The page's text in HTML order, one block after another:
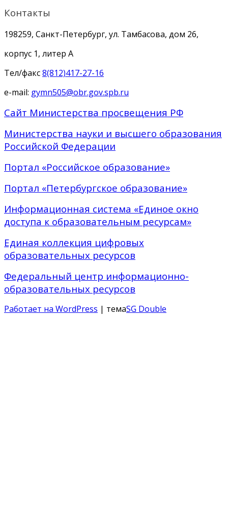
Контакты
198259, Санкт-Петербург, ул. Тамбасова, дом 26,
корпус 1, литер А
Тел/факс8(812)417-27-16
e-mail: gymn505@obr.gov.spb.ru
Сайт Министерства просвещения РФ
Министерства науки и высшего образования
Российской Федерации
Портал «Российское образование»
Портал «Петербургское образование»
Информационная система «Единое окно
доступа к образовательным ресурсам»
Единая коллекция цифровых
образовательных ресурсов
Федеральный центр информационно-
образовательных ресурсов
Работает на WordPress | темаSG Double